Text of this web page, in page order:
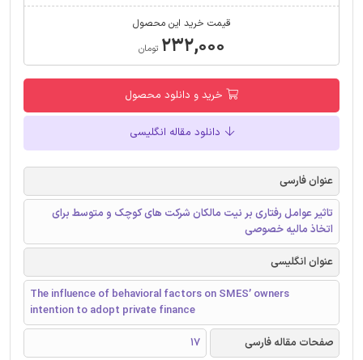
قیمت خرید این محصول
۲۳۲,۰۰۰ تومان
خرید و دانلود محصول
دانلود مقاله انگلیسی
عنوان فارسی
تاثیر عوامل رفتاری بر نیت مالکان شرکت های کوچک و متوسط برای
اتخاذ مالیه خصوصی
عنوان انگلیسی
The influence of behavioral factors on SMES’ owners
intention to adopt private finance
صفحات مقاله فارسی
17